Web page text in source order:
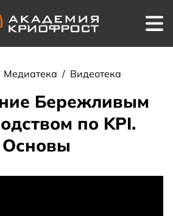
Медиатека / Видеотека
Бережливым
по KPI.
Основы